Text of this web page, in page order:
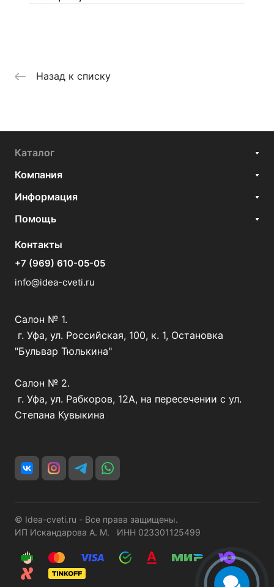
Назад к списку
Каталог
Компания
Информация
Помощь
Контакты
+7 (969) 610-05-05
info@idea-cveti.ru
Салон № 1.
г. Уфа, ул. Российская, 100, к. 1, Остановка
"Бульвар Тюлькина"
Салон № 2.
г. Уфа, ул. Рабкоров, 12А, на пересечении с ул.
Степана Кувыкина
© Idea-cveti.ru - Все права защищены.
ИП Искандарова А. М. ИНН 023301125499